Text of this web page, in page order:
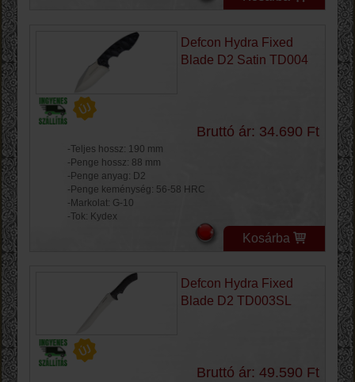
Defcon Hydra Fixed
Blade D2 Satin TD004
Bruttó ár: 34.690 Ft
-Teljes hossz: 190 mm
-Penge hossz: 88 mm
-Penge anyag: D2
-Penge keménység: 56-58 HRC
-Markolat: G-10
-Tok: Kydex
Kosárba
Defcon Hydra Fixed
Blade D2 TD003SL
Bruttó ár: 49.590 Ft